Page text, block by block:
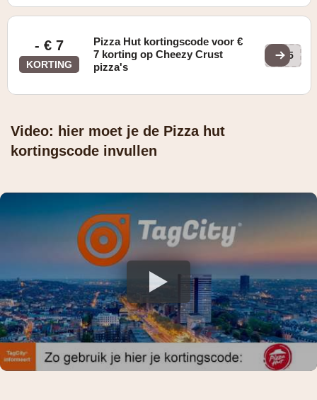
- € 7
KORTING
Pizza Hut kortingscode voor €
7 korting op Cheezy Crust
pizza's
ZE5
Video: hier moet je de Pizza hut
kortingscode invullen